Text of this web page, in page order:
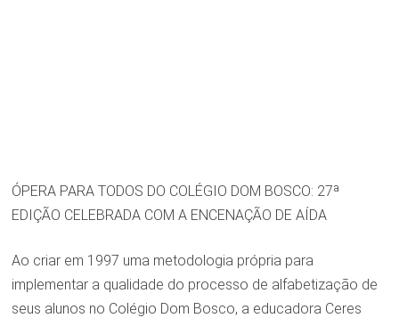
ÓPERA PARA TODOS DO COLÉGIO DOM BOSCO: 27ª
EDIÇÃO CELEBRADA COM A ENCENAÇÃO DE AÍDA
Ao criar em 1997 uma metodologia própria para
implementar a qualidade do processo de alfabetização de
seus alunos no Colégio Dom Bosco, a educadora Ceres